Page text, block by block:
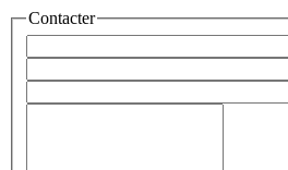
Contacter